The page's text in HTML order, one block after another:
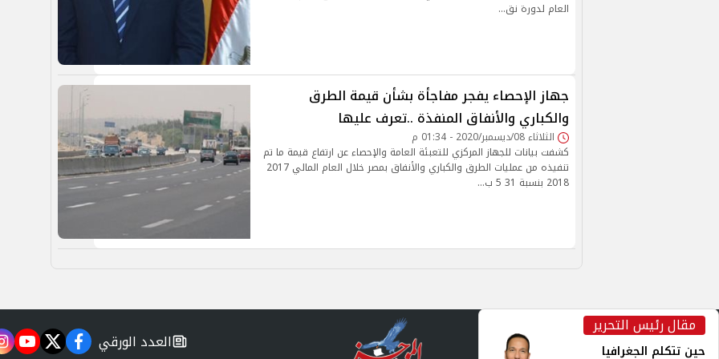
العام لدورة نق…
جهاز الإحصاء يفجر مفاجأة بشأن قيمة الطرق
والكباري والأنفاق المنفذة ..تعرف عليها
الثلاثاء 08/ديسمبر/2020 - 01:34 م
كشفت بيانات للجهاز المركزي للتعبئة العامة والإحصاء عن ارتفاع قيمة ما تم
تنفيذه من عمليات الطرق والكباري والأنفاق بمصر خلال العام المالي 2017
2018 بنسبة 31 5 ب…
مقال رئيس التحرير
حين تتكلم الجغرافيا newspaper
العدد الورقي facebook
twitter